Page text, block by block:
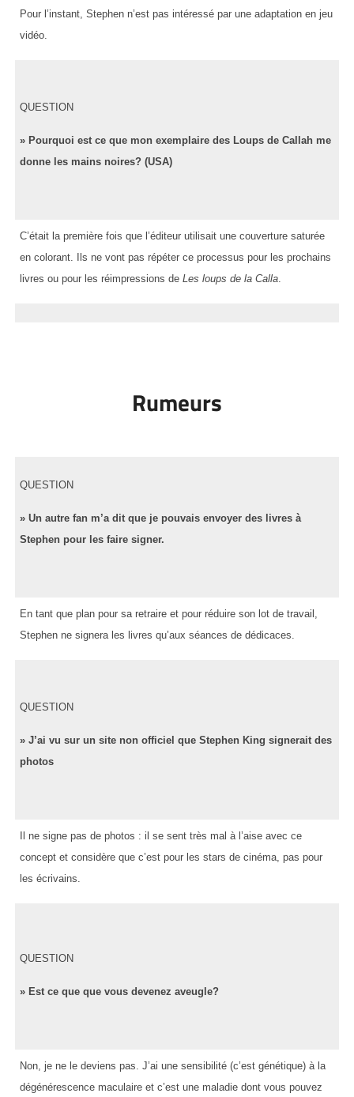
Pour l’instant, Stephen n’est pas intéressé par une adaptation en jeu
vidéo.
QUESTION
» Pourquoi est ce que mon exemplaire des Loups de Callah me
donne les mains noires? (USA)
C’était la première fois que l’éditeur utilisait une couverture saturée
en colorant. Ils ne vont pas répéter ce processus pour les prochains
livres ou pour les réimpressions de Les loups de la Calla.
Rumeurs
QUESTION
» Un autre fan m’a dit que je pouvais envoyer des livres à
Stephen pour les faire signer.
En tant que plan pour sa retraire et pour réduire son lot de travail,
Stephen ne signera les livres qu’aux séances de dédicaces.
QUESTION
» J’ai vu sur un site non officiel que Stephen King signerait des
photos
Il ne signe pas de photos : il se sent très mal à l’aise avec ce
concept et considère que c’est pour les stars de cinéma, pas pour
les écrivains.
QUESTION
» Est ce que que vous devenez aveugle?
Non, je ne le deviens pas. J’ai une sensibilité (c’est génétique) à la
dégénérescence maculaire et c’est une maladie dont vous pouvez